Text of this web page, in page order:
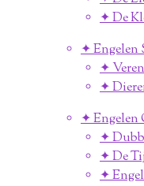
✦ De
✦ Engelen
✦ Veren
✦
✦ Engelen
✦
✦ De
✦